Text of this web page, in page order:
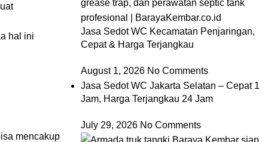
hal ini
mencakup
Jasa Sedot WC Kecamatan Penjaringan,
Cepat & Harga Terjangkau
August 1, 2026 No Comments
Jasa Sedot WC Jakarta Selatan – Cepat 1
Jam, Harga Terjangkau 24 Jam
July 29, 2026 No Comments